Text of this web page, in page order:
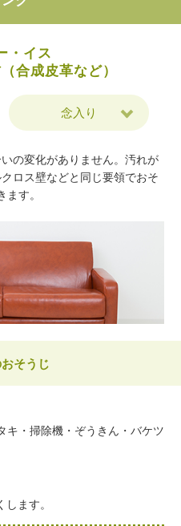
・イス
合成皮革など）
念入り
の変化がありません。汚れが
ロス壁などと同じ要領でおそ
ます。
そうじ
キ・掃除機・ぞうきん・バケツ
ます。